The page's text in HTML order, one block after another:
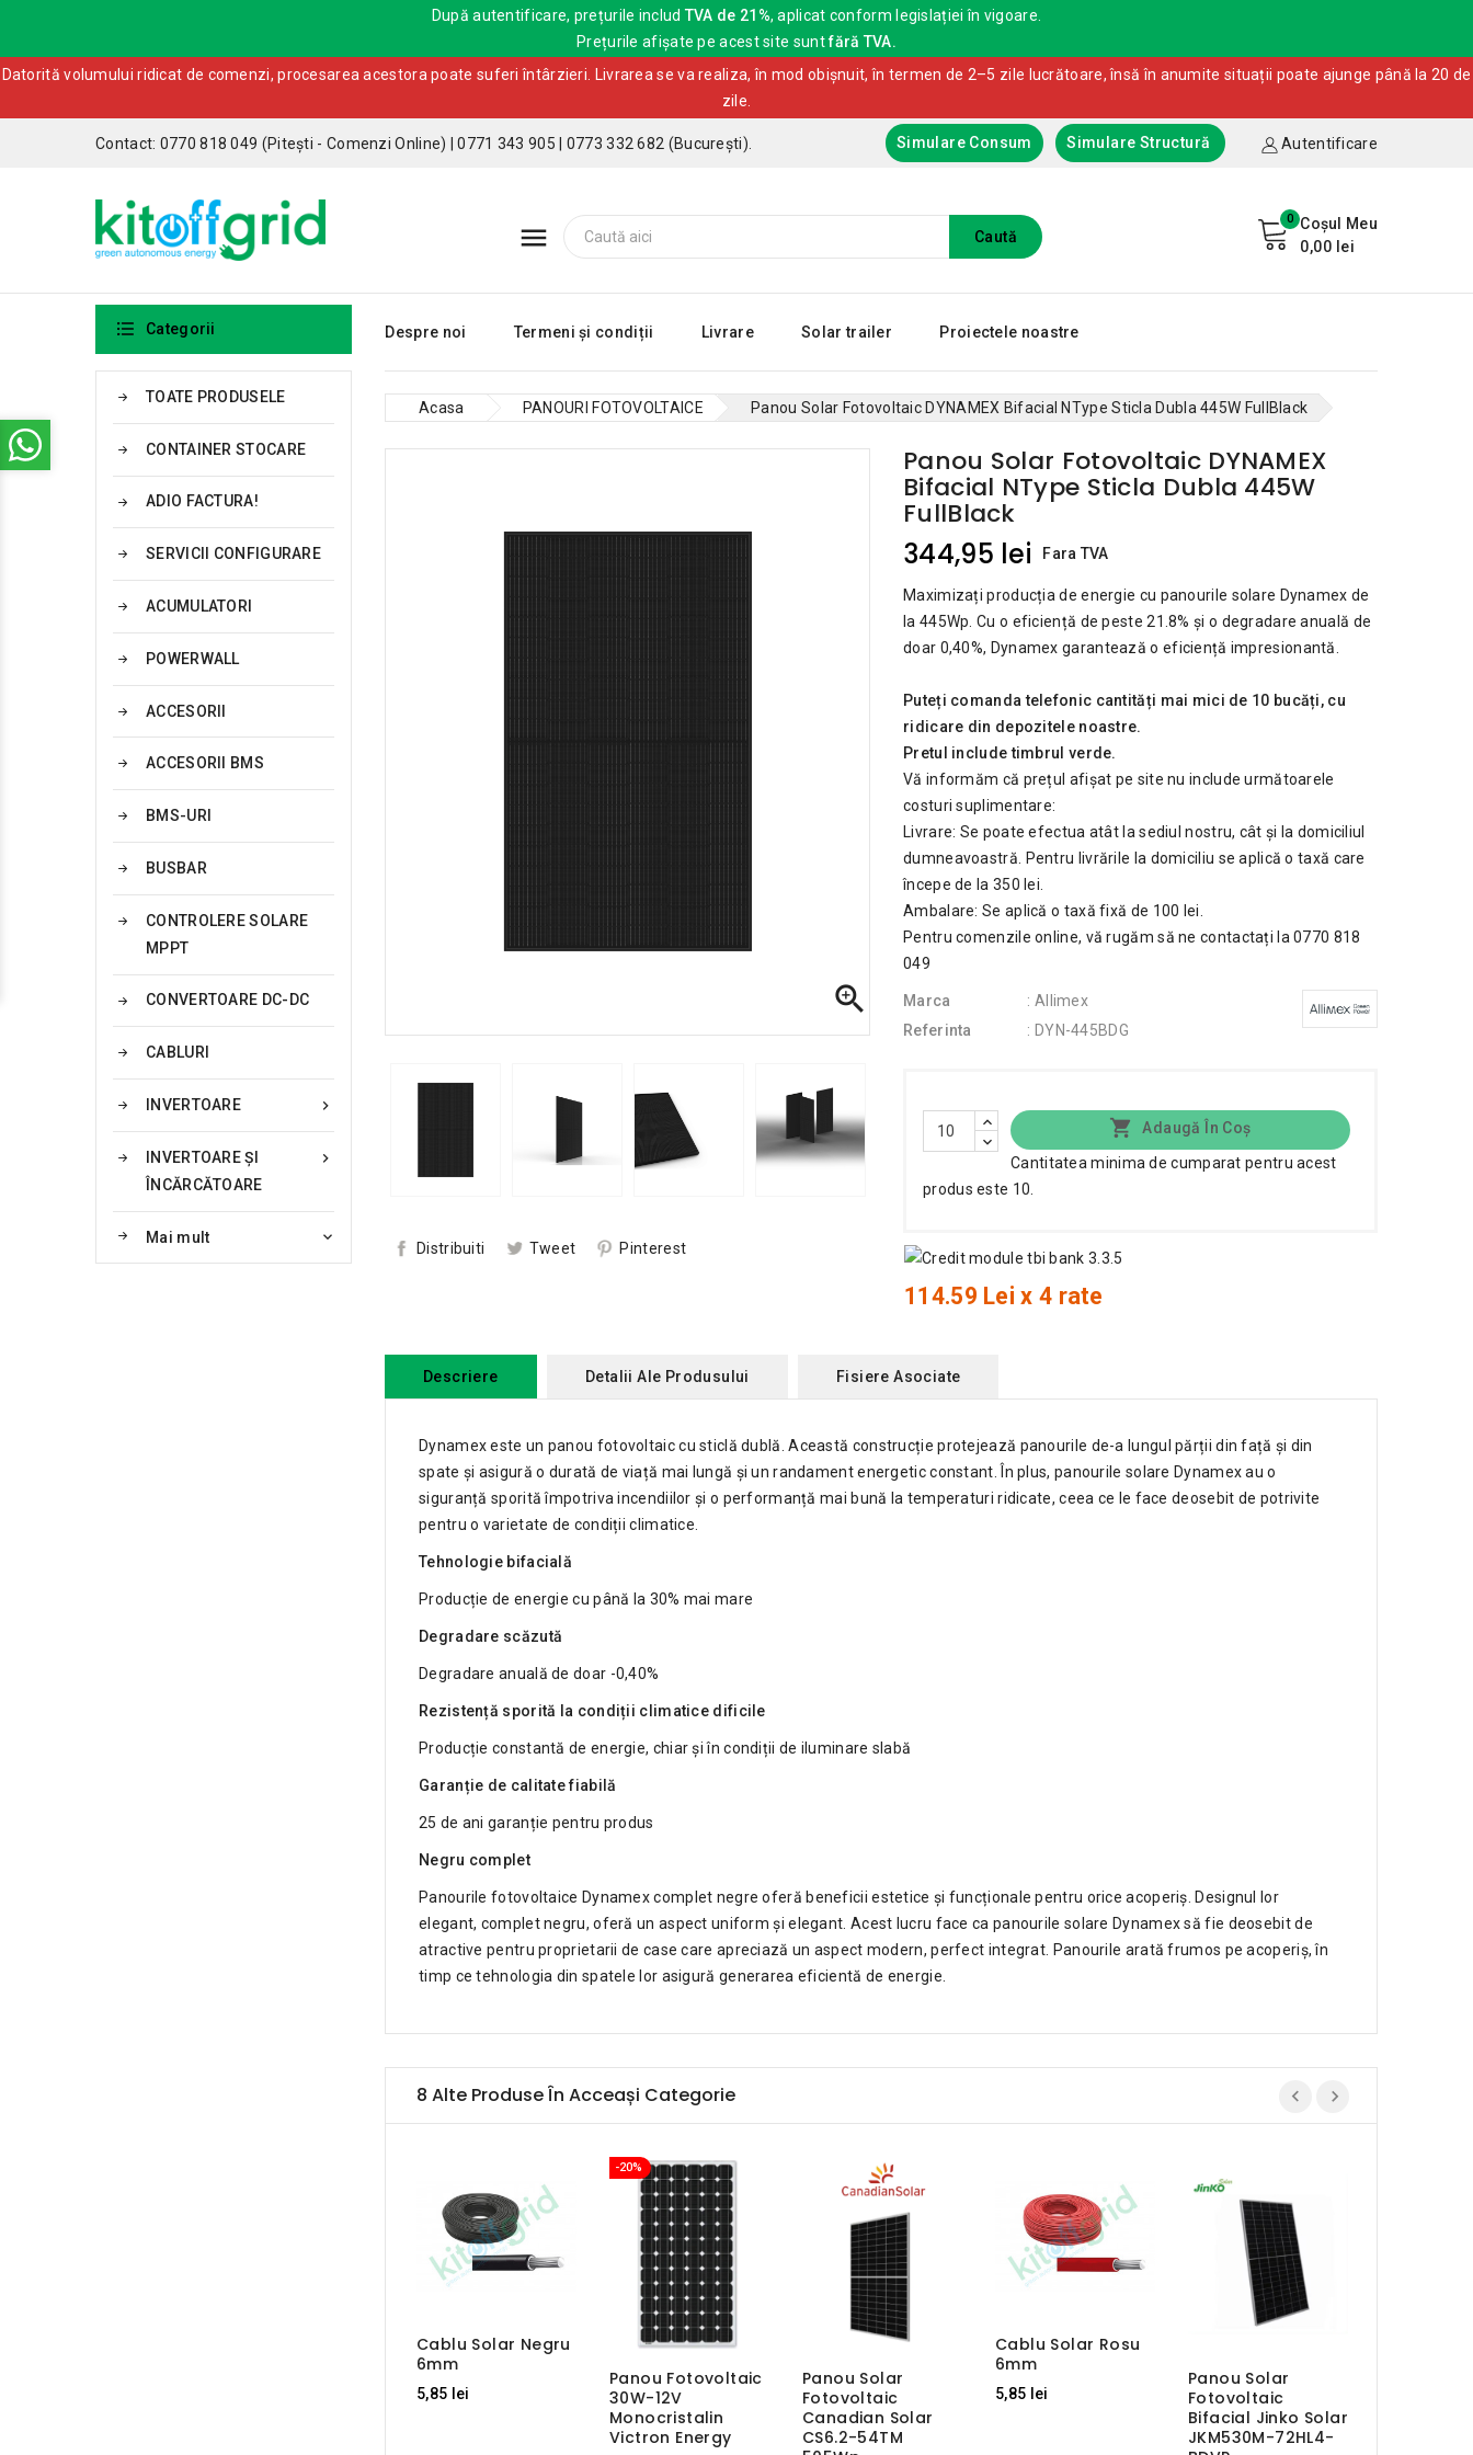
După autentificare, prețurile includTVA de 21%, aplicat conform legislației în vigoare.
Prețurile afișate pe acest site suntfără TVA.
Datorită volumului ridicat de comenzi, procesarea acestora poate suferi întârzieri. Livrarea se va realiza, în mod obișnuit, în termen de 2–5 zile lucrătoare, însă în anumite situații poate ajunge până la 20 de
zile.
Contact: 0770 818 049 (Pitești - Comenzi Online) | 0771 343 905 | 0773 332 682 (București). Autentificare
Simulare Consum Simulare Structură
0 Coșul Meu
0,00 lei
 Caută
Despre noi Termeni și condiții Livrare Solar trailer Proiectele noastre
 Categorii
TOATE PRODUSELE
CONTAINER STOCARE
ADIO FACTURA!
SERVICII CONFIGURARE
ACUMULATORI
POWERWALL
ACCESORII
ACCESORII BMS
BMS-URI
BUSBAR
CONTROLERE SOLARE
MPPT
CONVERTOARE DC-DC
CABLURI

INVERTOARE

INVERTOARE ȘI
ÎNCĂRCĂTOARE
Mai mult 
Acasa PANOURI FOTOVOLTAICE Panou Solar Fotovoltaic DYNAMEX Bifacial NType Sticla Dubla 445W FullBlack

Distribuiti Tweet Pinterest
Panou Solar Fotovoltaic DYNAMEX
Bifacial NType Sticla Dubla 445W
FullBlack
344,95 lei Fara TVA
Maximizați producția de energie cu panourile solare Dynamex de
la 445Wp. Cu o eficiență de peste 21.8% și o degradare anuală de
doar 0,40%, Dynamex garantează o eficiență impresionantă.
Puteți comanda telefonic cantități mai mici de 10 bucăți, cu
ridicare din depozitele noastre.
Pretul include timbrul verde.
Vă informăm că prețul afișat pe site nu include următoarele
costuri suplimentare:
Livrare: Se poate efectua atât la sediul nostru, cât și la domiciliul
dumneavoastră. Pentru livrările la domiciliu se aplică o taxă care
începe de la 350 lei.
Ambalare: Se aplică o taxă fixă de 100 lei.
Pentru comenzile online, vă rugăm să ne contactați la 0770 818
049
Marca
: Allimex
Referinta
: DYN-445BDG

Adaugă În Coș
Cantitatea minima de cumparat pentru acest
produs este 10.
114.59 Lei x 4 rate
Descriere Detalii Ale Produsului Fisiere Asociate
Dynamex este un panou fotovoltaic cu sticlă dublă. Această construcție protejează panourile de-a lungul părții din față și din
spate și asigură o durată de viață mai lungă și un randament energetic constant. În plus, panourile solare Dynamex au o
siguranță sporită împotriva incendiilor și o performanță mai bună la temperaturi ridicate, ceea ce le face deosebit de potrivite
pentru o varietate de condiții climatice.
Tehnologie bifacială
Producție de energie cu până la 30% mai mare
Degradare scăzută
Degradare anuală de doar -0,40%
Rezistență sporită la condiții climatice dificile
Producție constantă de energie, chiar și în condiții de iluminare slabă
Garanție de calitate fiabilă
25 de ani garanție pentru produs
Negru complet
Panourile fotovoltaice Dynamex complet negre oferă beneficii estetice și funcționale pentru orice acoperiș. Designul lor
elegant, complet negru, oferă un aspect uniform și elegant. Acest lucru face ca panourile solare Dynamex să fie deosebit de
atractive pentru proprietarii de case care apreciază un aspect modern, perfect integrat. Panourile arată frumos pe acoperiș, în
timp ce tehnologia din spatele lor asigură generarea eficientă de energie.
8 Alte Produse În Acceași Categorie
Cablu Solar Negru
6mm
5,85 lei
-20%
Panou Fotovoltaic
30W-12V
Monocristalin
Victron Energy
Panou Solar
Fotovoltaic
Canadian Solar
CS6.2-54TM
Cablu Solar Rosu
6mm
5,85 lei
Panou Solar
Fotovoltaic
Bifacial Jinko Solar
JKM530M-72HL4-